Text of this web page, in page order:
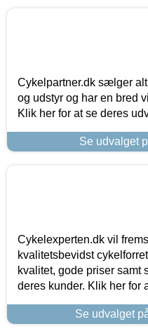
Cykelpartner.dk sælger
og udstyr og har en bred
Klik her for at se deres
Se udvalget
Cykelexperten.dk vil
kvalitetsbevidst
kvalitet, gode priser samt
deres kunder. Klik her for
Se udvalget